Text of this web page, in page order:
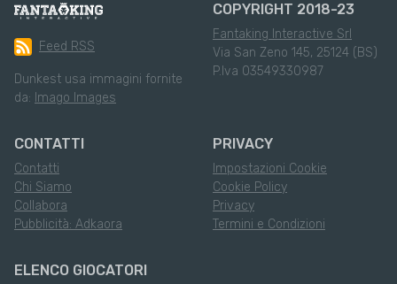
Feed RSS
Dunkest usa immagini fornite
da: Imago Images
COPYRIGHT 2018-23
Fantaking Interactive Srl
Via San Zeno 145, 25124 (BS)
P.Iva 03549330987
CONTATTI
Contatti
Chi Siamo
Collabora
Pubblicità: Adkaora
PRIVACY
Impostazioni Cookie
Cookie Policy
Privacy
Termini e Condizioni
ELENCO GIOCATORI